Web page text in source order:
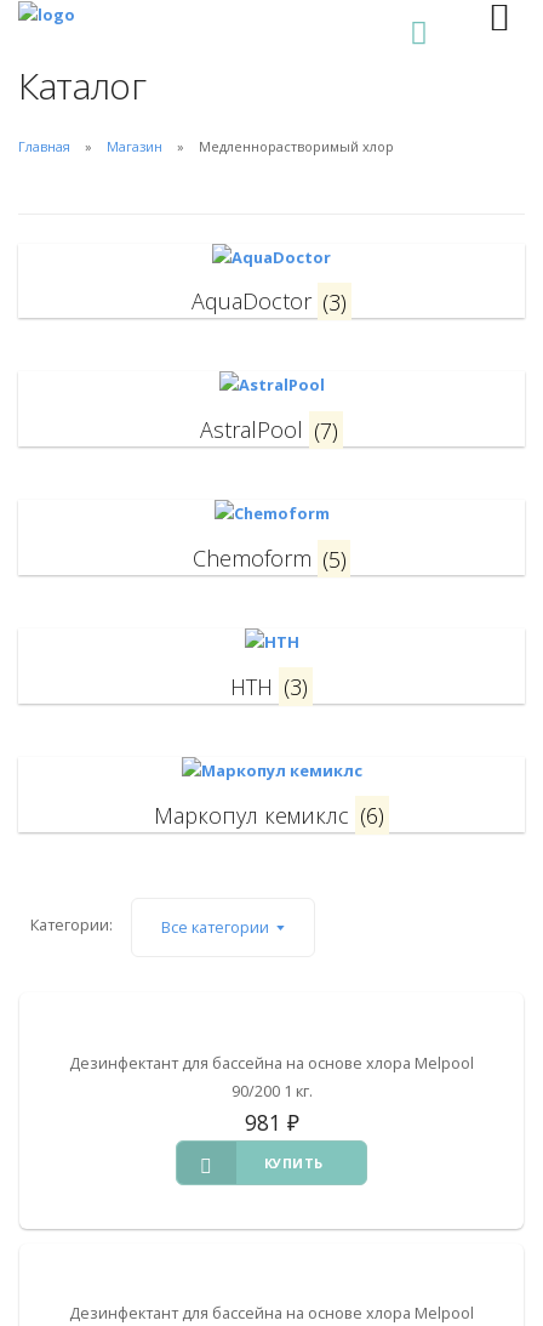
Каталог
Главная Магазин Медленнорастворимый хлор
AquaDoctor (3)
AstralPool (7)
Chemoform (5)
HTH (3)
Маркопул кемиклс (6)
Категории: Все категории
Дезинфектант для бассейна на основе хлора Melpool
90/200 1 кг.
981 ₽
КУПИТЬ
Дезинфектант для бассейна на основе хлора Melpool